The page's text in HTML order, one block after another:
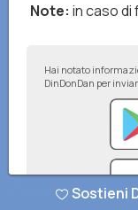
Note: in caso
Hai notato
DinDonDan per
Sostieni